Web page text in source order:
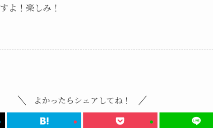
よ！楽しみ！
よかったらシェアしてね！